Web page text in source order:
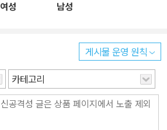
여성
남성
게시물 운영 원칙
카테고리